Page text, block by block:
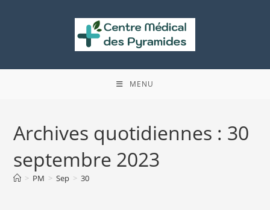
MENU
Archives quotidiennes : 30
septembre 2023
> PM > Sep > 30